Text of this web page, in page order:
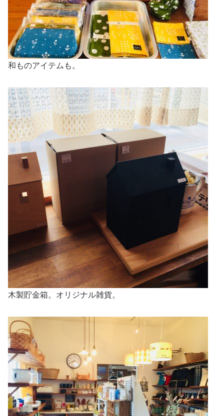
和ものアイテムも。
木製貯金箱。オリジナル雑貨。